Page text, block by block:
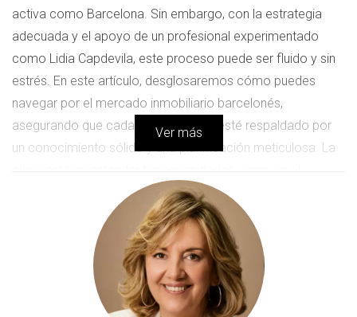
activa como Barcelona. Sin embargo, con la estrategia
adecuada y el apoyo de un profesional experimentado
como Lidia Capdevila, este proceso puede ser fluido y sin
estrés. En este artículo, desglosaremos cómo puedes
navegar por el mercado inmobiliario barcelonés,
asegurando que cada paso que des esté respaldado por
un conocimiento sólido y una planificación meticulosa. La
mercado y saber cuándo es el momento adecuado para
Estrategias para Vender y Comprar
Simultáneamente
La primera estrategia que debes considerar es la
Ver más